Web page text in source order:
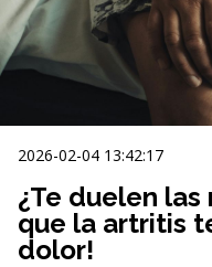
2026-02-04 13:42:17
¿Te duelen
que la artritis
dolor!